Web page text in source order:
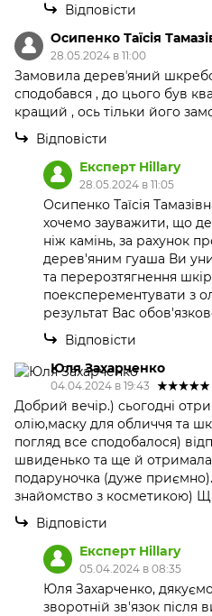
Відповісти
Осипенко Таїсія
28.05.2024 в 11:00
Замовила деревʼяний
сподобався , до цього був
кращий , ось тільки його
Відповісти
Експерт Hillary
28.05.2024 в 11:05
Осипенко Таїсія
хочемо зауважити, що
ніж камінь, за рахунок
дерев'яним гуаша Ви
та перерозтягнення
поексперементувати з
результат Вас
Відповісти
Юля Захарченко
04.04.2024 в 19:43
Добрий вечір.) сьогодні
олію,маску для обличчя та
погляд все сподобалося)
швиденько та ще й
подаруночка (дуже
знайомство з косметикою)
Відповісти
Експерт Hillary
05.04.2024 в 08:35
Юля Захарченко, дякуємо
зворотній зв'язок після